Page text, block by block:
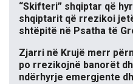
“Skifteri” shqiptar që
shqiptarit që rrezikoi
shtëpitë në Psatha të
Zjarri në Krujë merr
po rrezikojnë banorët
ndërhyrje emergjente